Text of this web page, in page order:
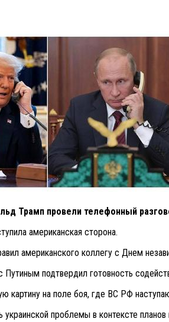
Трамп провели телефонный
американская сторона.
американского коллегу с Днем
Путиным подтвердил готовность
картину на поле боя, где ВС РФ
украинской проблемы в контексте